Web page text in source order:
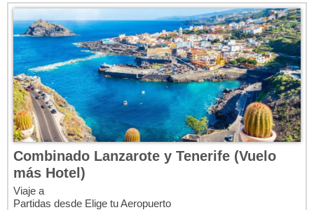
Combinado Lanzarote y Tenerife (Vuelo
más Hotel)
Viaje a
Partidas desde Elige tu Aeropuerto